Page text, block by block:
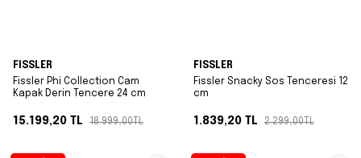
FISSLER
Fissler Phi Collection Cam
Kapak Derin Tencere 24 cm
15.199,20 TL 18.999,00TL
FISSLER
Fissler Snacky Sos Tenceresi 12
cm
1.839,20 TL 2.299,00TL